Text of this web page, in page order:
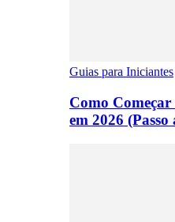
Guias para Iniciantes
Como
em 2026 (Passo